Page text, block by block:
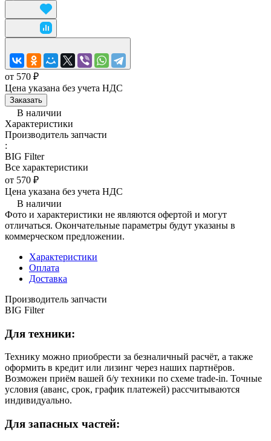
от 570 ₽
Цена указана без учета НДС
Заказать
В наличии
Характеристики
Производитель запчасти
:
BIG Filter
Все характеристики
от 570 ₽
Цена указана без учета НДС
В наличии
Фото и характеристики не являются офертой и могут
отличаться. Окончательные параметры будут указаны в
коммерческом предложении.
Характеристики
Оплата
Доставка
Производитель запчасти
BIG Filter
Для техники:
Технику можно приобрести за безналичный расчёт, а также
оформить в кредит или лизинг через наших партнёров.
Возможен приём вашей б/у техники по схеме trade-in. Точные
условия (аванс, срок, график платежей) рассчитываются
индивидуально.
Для запасных частей: